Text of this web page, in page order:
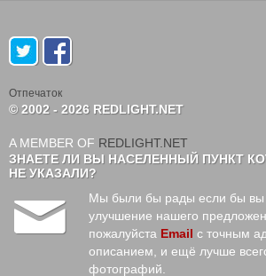
Oтпечаток
© 2002 - 2026 REDLIGHT.NET
A MEMBER OF REDLIGHT.NET
ЗНАЕТЕ ЛИ ВЫ НАСЕЛЕННЫЙ ПУНКТ
НЕ УКАЗАЛИ?
Мы были бы рады если бы вы
улучшение нашего
пожалуйста Email с точным
описанием, и ещё лучше
фотографий.